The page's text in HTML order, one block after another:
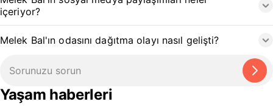
içeriyor?
Melek Bal'ın odasını dağıtma olayı nasıl gelişti?
Yaşam haberleri